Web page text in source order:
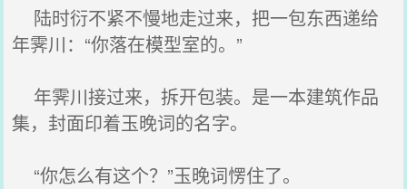
陆时衍不紧不慢地走过来，把一包东西递给
年霁川：“你落在模型室的。”
年霁川接过来，拆开包装。是一本建筑作品
集，封面印着玉晚词的名字。
“你怎么有这个？”玉晚词愣住了。